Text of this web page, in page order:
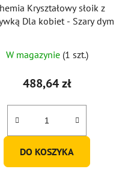
Kryształowy słoik z
Dla kobiet - Szary dym
W magazynie (1 szt.)
488,64 zł
DO KOSZYKA